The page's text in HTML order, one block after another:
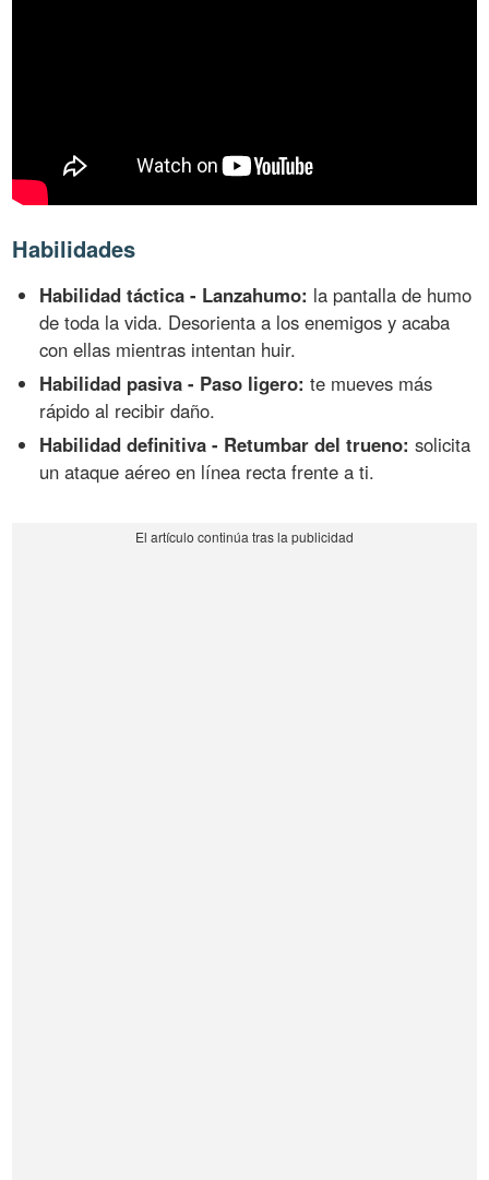
Habilidades
Habilidad táctica - Lanzahumo: la pantalla de humo
de toda la vida. Desorienta a los enemigos y acaba
con ellas mientras intentan huir.
Habilidad pasiva - Paso ligero: te mueves más
rápido al recibir daño.
Habilidad definitiva - Retumbar del trueno: solicita
un ataque aéreo en línea recta frente a ti.